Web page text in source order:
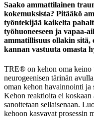
Saako ammattilainen
kokemuksista? Pitääkö
työntekijää kaikelta
työhuoneeseen ja vapaa-
ammatillisuus ollakin
kannan vastuuta omasta
TRE® on kehon oma keino
neurogeenisen tärinän
oman kehon havainnointi ja
Kehon reaktioita ei koskaan
sanoitetaan sellaisenaan.
kehoon kasvavat prosessin